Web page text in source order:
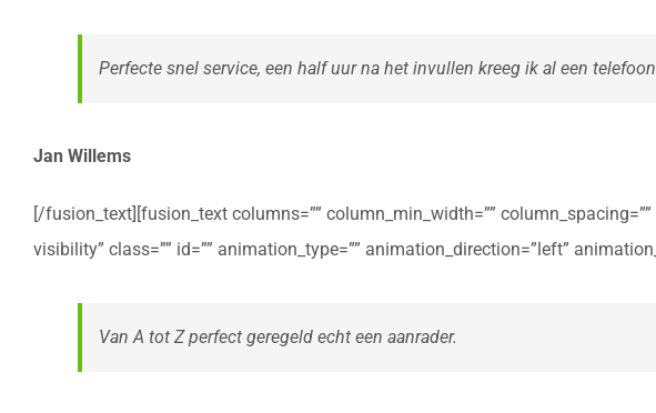
Perfecte snel service, een half uur na het invullen kreeg ik al een
Jan Willems
[/fusion_text][fusion_text columns=”” column_min_width=””
visibility” class=”” id=”” animation_type=”” animation_direction=”left”
Van A tot Z perfect geregeld echt een aanrader.